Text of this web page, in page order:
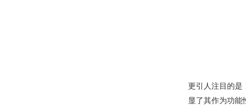
更引人注目的是
显了其作为功能